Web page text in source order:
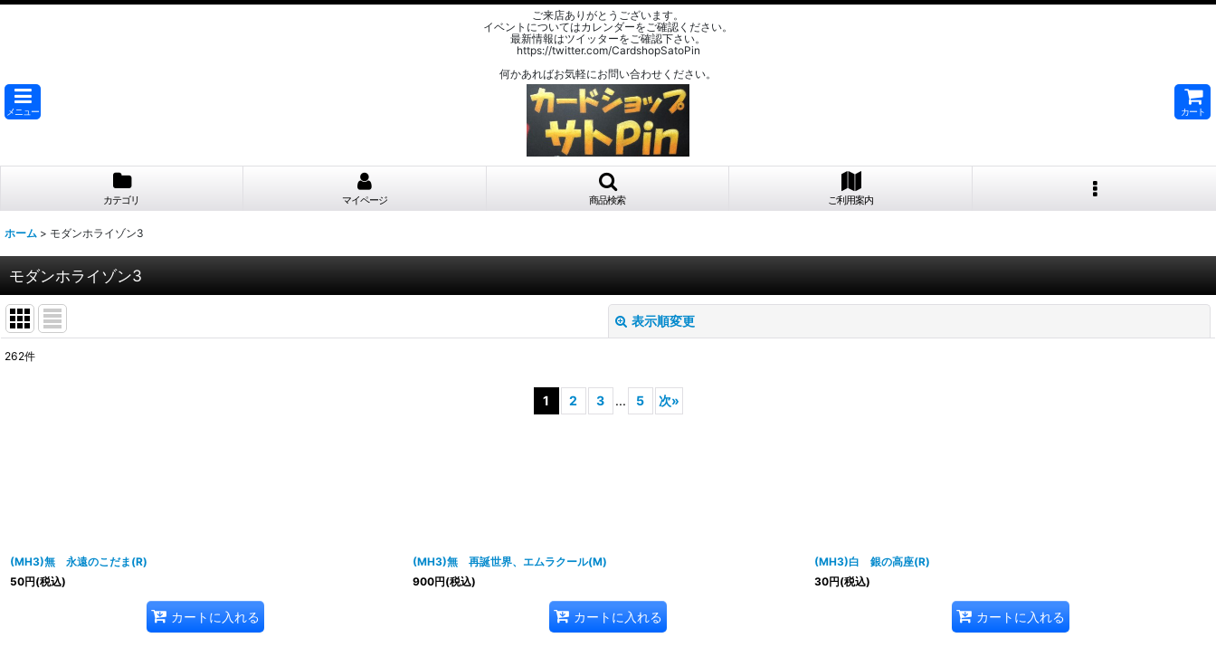
ご来店ありがとうございます。
イベントについてはカレンダーをご確認ください。
最新情報はツイッターをご確認下さい。
https://twitter.com/CardshopSatoPin
何かあればお気軽にお問い合わせください。
メニュー カート
カテゴリ マイページ 商品検索 ご利用案内
ホーム > モダンホライゾン3
モダンホライゾン3
表示順変更
262件
1 2 3 ... 5 次»
(MH3)無 永遠のこだま(R)
50円(税込)
カートに入れる
(MH3)無 再誕世界、エムラクール(M)
900円(税込)
カートに入れる
(MH3)白 銀の高座(R)
30円(税込)
カートに入れる